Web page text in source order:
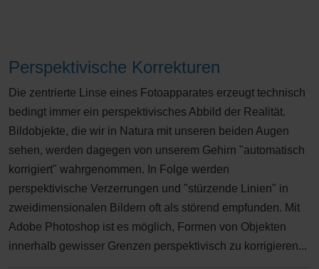
Perspektivische Korrekturen
Die zentrierte Linse eines Fotoapparates erzeugt technisch
bedingt immer ein perspektivisches Abbild der Realität.
Bildobjekte, die wir in Natura mit unseren beiden Augen
sehen, werden dagegen von unserem Gehirn "automatisch
korrigiert" wahrgenommen. In Folge werden
perspektivische Verzerrungen und "stürzende Linien" in
zweidimensionalen Bildern oft als störend empfunden. Mit
Adobe Photoshop ist es möglich, Formen von Objekten
innerhalb gewisser Grenzen perspektivisch zu korrigieren...